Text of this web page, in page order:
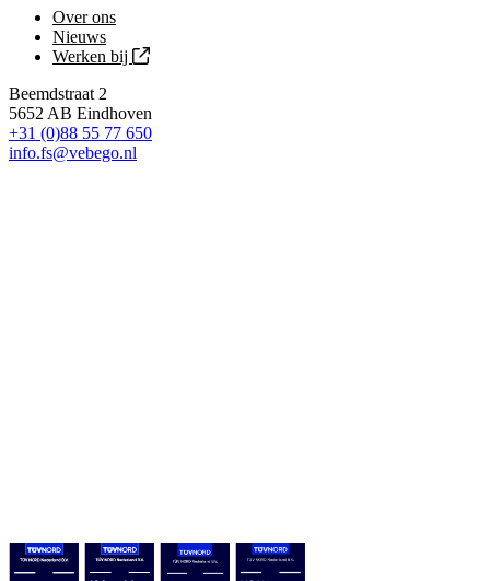
Over ons
Nieuws
Werken bij
Beemdstraat 2
5652 AB Eindhoven
+31 (0)88 55 77 650
info.fs@vebego.nl